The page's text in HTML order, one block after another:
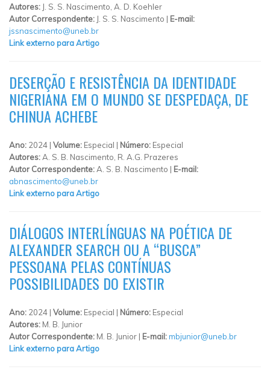
Autores: J. S. S. Nascimento, A. D. Koehler
Autor Correspondente: J. S. S. Nascimento | E-mail:
jssnascimento@uneb.br
Link externo para Artigo
DESERÇÃO E RESISTÊNCIA DA IDENTIDADE
NIGERIANA EM O MUNDO SE DESPEDAÇA, DE
CHINUA ACHEBE
Ano: 2024 | Volume: Especial | Número: Especial
Autores:A. S. B. Nascimento, R. A.G. Prazeres
Autor Correspondente:A. S. B. Nascimento | E-mail:
abnascimento@uneb.br
Link externo para Artigo
DIÁLOGOS INTERLÍNGUAS NA POÉTICA DE
ALEXANDER SEARCH OU A “BUSCA”
PESSOANA PELAS CONTÍNUAS
POSSIBILIDADES DO EXISTIR
Ano: 2024 | Volume: Especial | Número: Especial
Autores: M. B. Junior
Autor Correspondente: M. B. Junior | E-mail:mbjunior@uneb.br
Link externo para Artigo